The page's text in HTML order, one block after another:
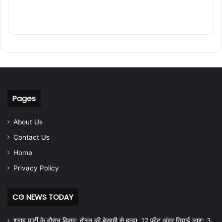
Pages
About Us
Contact Us
Home
Privacy Policy
CG NEWS TODAY